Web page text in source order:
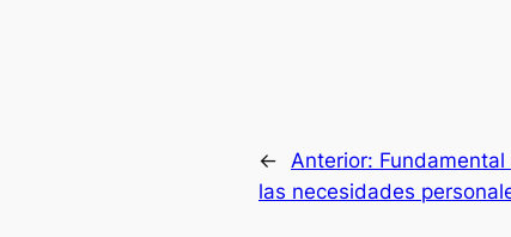
← Anterior:
las necesidades